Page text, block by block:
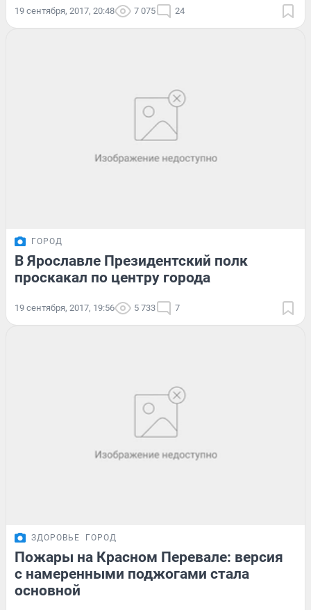
19 сентября, 2017, 20:48 7 075 24
ГОРОД
В Ярославле Президентский полк
проскакал по центру города
19 сентября, 2017, 19:56 5 733 7
ЗДОРОВЬЕ ГОРОД
Пожары на Красном Перевале: версия
с намеренными поджогами стала
основной